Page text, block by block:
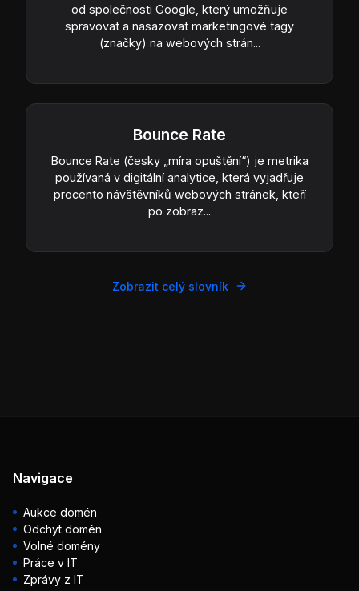
od společnosti Google, který umožňuje
spravovat a nasazovat marketingové tagy
(značky) na webových strán...
Bounce Rate
Bounce Rate (česky „míra opuštění“) je metrika
používaná v digitální analytice, která vyjadřuje
procento návštěvníků webových stránek, kteří
po zobraz...
Zobrazit celý slovník
Navigace
Aukce domén
Odchyt domén
Volné domény
Práce v IT
Zprávy z IT